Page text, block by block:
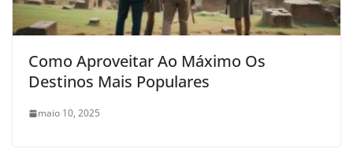
Como Aproveitar Ao Máximo Os
Destinos Mais Populares
maio 10, 2025